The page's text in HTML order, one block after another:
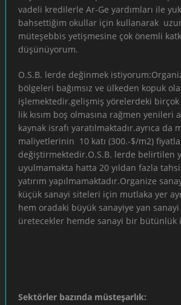
vadeli kredilerle Ar-Ge yardımları ile
bahsettiğim okullar için kullanarak
müteşebbis yetişmesine çok önemli
düşünüyorum.
O.S.B. lerde değinmek
bölgeleri bağımsız ve ülkeden kopuk
işlemektedir.gelişmiş yörelerdeki birçok
lik kısım boş olmasına rağmen yenileri
kaynak israfı yaratılmaktadır.ayrıca da
maliyetlerinin 10 katı (300.-$/m2)
değiştirmektedir.O.S.B. lerde belirtilen
uyulmamakta hatta 20 yıldan fazla
yatırım yapılmamaktadır.Organize
küçük sanayi siteleri için mutlaka yer
hem oradaki büyük sanayiye yan
üretecekler hemde sanayi bir bütünlük
Sektörler bazında müsteşarlık: